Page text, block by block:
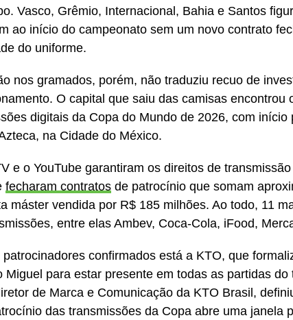
Vasco, Grêmio, Internacional, Bahia e Santos
ao início do campeonato sem um novo contrato
do uniforme.
nos gramados, porém, não traduziu recuo de
O capital que saiu das camisas encontrou
digitais da Copa do Mundo de 2026, com início
na Cidade do México.
e o YouTube garantiram os direitos de
fecharam contratos de patrocínio que somam
máster vendida por R$ 185 milhões. Ao todo, 11
entre elas Ambev, Coca-Cola, iFood,
patrocinadores confirmados está a KTO, que
Miguel para estar presente em todas as partidas do
de Marca e Comunicação da KTO Brasil,
das transmissões da Copa abre uma janela